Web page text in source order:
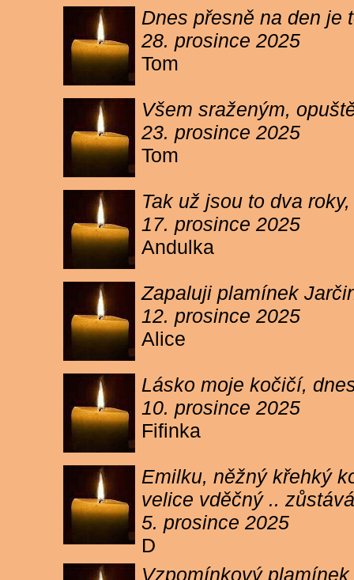
Dnes přesně na den je
28. prosince 2025
Tom
Všem sraženým,
23. prosince 2025
Tom
Tak už jsou to dva
17. prosince 2025
Andulka
Zapaluji plamínek
12. prosince 2025
Alice
Lásko moje kočičí,
10. prosince 2025
Fifinka
Emilku, něžný křehký
velice vděčný ..
5. prosince 2025
D
Vzpomínkový